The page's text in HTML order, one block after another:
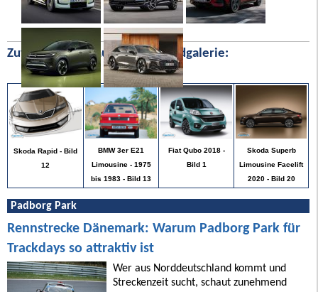
Zufällige Bilder aus unserer Bildgalerie:
Skoda Rapid - Bild
12
BMW 3er E21
Limousine - 1975
bis 1983 - Bild 13
Fiat Qubo 2018 -
Bild 1
Skoda Superb
Limousine Facelift
2020 - Bild 20
Padborg Park
Rennstrecke Dänemark: Warum Padborg Park für
Trackdays so attraktiv ist
Wer aus Norddeutschland kommt und
Streckenzeit sucht, schaut zunehmend